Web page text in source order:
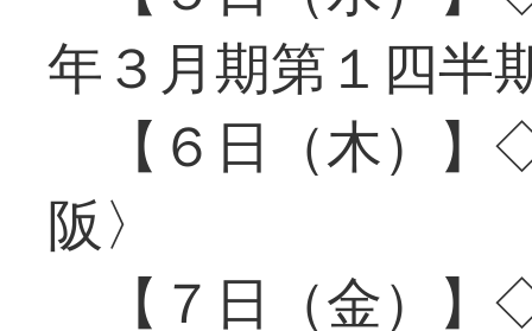
年３月期第１四半
【６日（木）】
阪〉
【７日（金）】